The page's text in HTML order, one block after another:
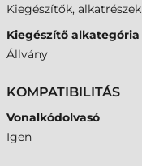
Kiegészítők, alkatrészek
Kiegészítő alkategória
Állvány
KOMPATIBILITÁS
Vonalkódolvasó
Igen